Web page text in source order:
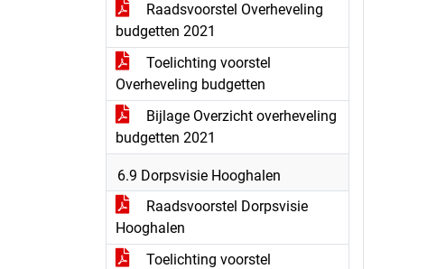
Raadsvoorstel Overheveling
budgetten 2021
Toelichting voorstel
Overheveling budgetten
Bijlage Overzicht overheveling
budgetten 2021
6.9 Dorpsvisie Hooghalen
Raadsvoorstel Dorpsvisie
Hooghalen
Toelichting voorstel